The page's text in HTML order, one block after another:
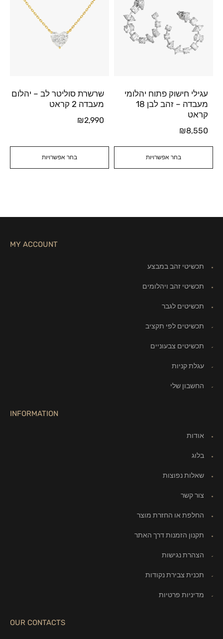
בחר אפשרויות
עגילי חישוק פתוח יהלומי
מעבדה – זהב לבן 18
קראט
₪8,550
בחר אפשרויות
שרשרת סוליטר לב – יהלום
מעבדה 2 קראט
₪2,990
MY ACCOUNT
תכשיטי זהב במבצע
תכשיטי זהב ויהלומים
תכשיטים לגבר
תכשיטים לפי תקציב
תכשיטים צבעוניים
עגלת קניות
החשבון שלי
INFORMATION
אודות
בלוג
שאלות נפוצות
צור קשר
החלפת או החזרת מוצר
תקנון הזמנות דרך האתר
הצהרת נגישות
תכנית צבירת נקודות
מדיניות פרטיות
OUR CONTACTS